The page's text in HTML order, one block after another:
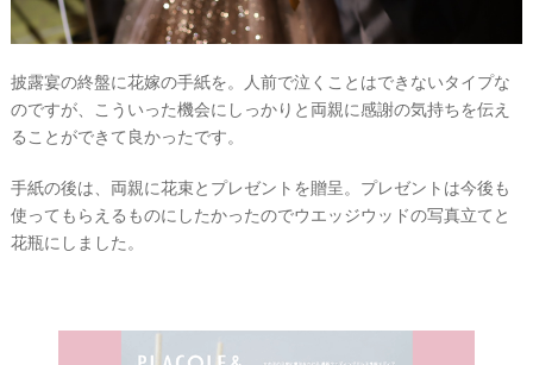
披露宴の終盤に花嫁の手紙を。人前で泣くことはできないタイプな
のですが、こういった機会にしっかりと両親に感謝の気持ちを伝え
ることができて良かったです。
手紙の後は、両親に花束とプレゼントを贈呈。プレゼントは今後も
使ってもらえるものにしたかったのでウエッジウッドの写真立てと
花瓶にしました。